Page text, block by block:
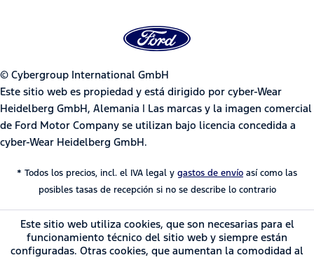
© Cybergroup International GmbH
Este sitio web es propiedad y está dirigido por cyber-Wear
Heidelberg GmbH, Alemania | Las marcas y la imagen comercial
de Ford Motor Company se utilizan bajo licencia concedida a
cyber-Wear Heidelberg GmbH.
* Todos los precios, incl. el IVA legal y gastos de envío así como las
posibles tasas de recepción si no se describe lo contrario
Este sitio web utiliza cookies, que son necesarias para el
funcionamiento técnico del sitio web y siempre están
configuradas. Otras cookies, que aumentan la comodidad al